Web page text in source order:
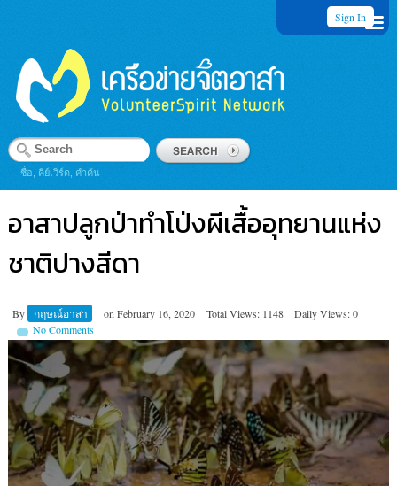
Sign In
ชื่อ, คีย์เวิร์ด, คำค้น
อาสาปลูกป่าทำโป่งผีเสื้ออุทยานแห่ง
ชาติปางสีดา
By กฤษณ์อาสา on February 16, 2020 Total Views: 1148
Daily Views: 0
No Comments